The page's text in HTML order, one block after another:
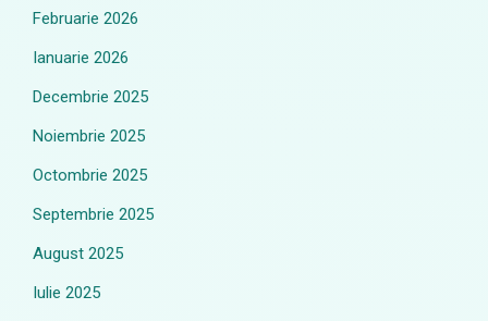
Februarie 2026
Ianuarie 2026
Decembrie 2025
Noiembrie 2025
Octombrie 2025
Septembrie 2025
August 2025
Iulie 2025